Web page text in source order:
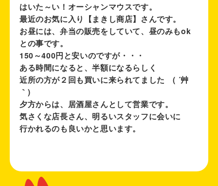
はいた～い！オーシャンマウスです。
最近のお気に入り【まきし商店】さんです。
お昼には、弁当の販売をしていて、昼のみもok
との事です。
150～400円と安いのですが・・・
ある時間になると、半額になるらしく
近所の方が２回も買いに来られてました ( ´艸
｀)
夕方からは、居酒屋さんとして営業です。
気さくな店長さん、明るいスタッフに会いに
行かれるのも良いかと思います。